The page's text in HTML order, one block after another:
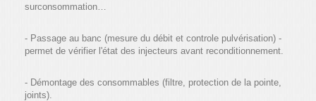
surconsommation…
- Passage au banc (mesure du débit et controle pulvérisation) -
permet de vérifier l'état des injecteurs avant reconditionnement.
- Démontage des consommables (filtre, protection de la pointe,
joints).